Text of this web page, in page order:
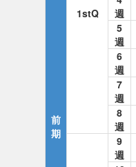
前
期
1stQ
週
5
週
6
週
7
週
8
週
9
週